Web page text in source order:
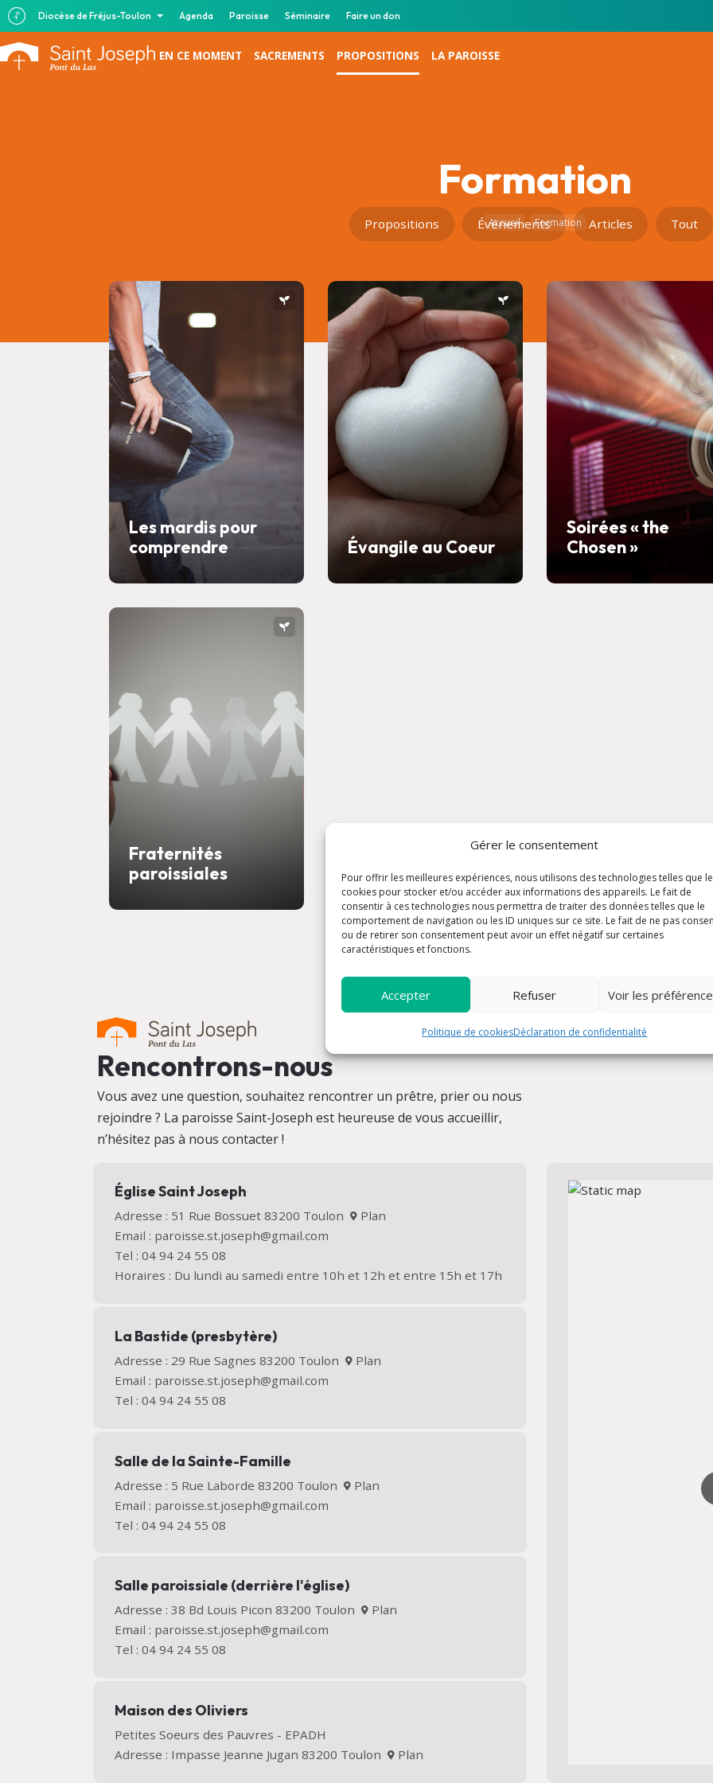
Diocèse de Fréjus-Toulon Agenda Paroisse Séminaire Faire un don
Gérer le consentement
Pour offrir les meilleures expériences, nous utilisons des technologies telles que
cookies pour stocker et/ou accéder aux informations des appareils. Le fait de
consentir à ces technologies nous permettra de traiter des données telles que le
comportement de navigation ou les ID uniques sur ce site. Le fait de ne pas
ou de retirer son consentement peut avoir un effet négatif sur certaines
caractéristiques et fonctions.
Accepter Refuser Voir les
Politique de cookiesDéclaration de confidentialité
EN CE MOMENT SACREMENTS PROPOSITIONS LA PAROISSE
Formation
Accueil Formation
Propositions Événements Articles Tout
Les mardis pour
comprendre
Évangile au Coeur
Soirées « the
Chosen »
Fraternités
paroissiales
Rencontrons-nous
Vous avez une question, souhaitez rencontrer un prêtre, prier ou nous
rejoindre ? La paroisse Saint-Joseph est heureuse de vous accueillir,
n’hésitez pas à nous contacter !
Église Saint Joseph
Adresse : 51 Rue Bossuet 83200 Toulon
Plan
Email : paroisse.st.joseph@gmail.com
Tel : 04 94 24 55 08
Horaires : Du lundi au samedi entre 10h et 12h et entre 15h et 17h
La Bastide (presbytère)
Adresse : 29 Rue Sagnes 83200 Toulon
Plan
Email : paroisse.st.joseph@gmail.com
Tel : 04 94 24 55 08
Salle de la Sainte-Famille
Adresse : 5 Rue Laborde 83200 Toulon
Plan
Email : paroisse.st.joseph@gmail.com
Tel : 04 94 24 55 08
Salle paroissiale (derrière l'église)
Adresse : 38 Bd Louis Picon 83200 Toulon
Plan
Email : paroisse.st.joseph@gmail.com
Tel : 04 94 24 55 08
Maison des Oliviers
Petites Soeurs des Pauvres - EPADH
Adresse : Impasse Jeanne Jugan 83200 Toulon
Plan